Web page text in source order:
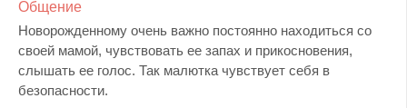
Общение
Новорожденному очень важно постоянно находиться со
своей мамой, чувствовать ее запах и прикосновения,
слышать ее голос. Так малютка чувствует себя в
безопасности.